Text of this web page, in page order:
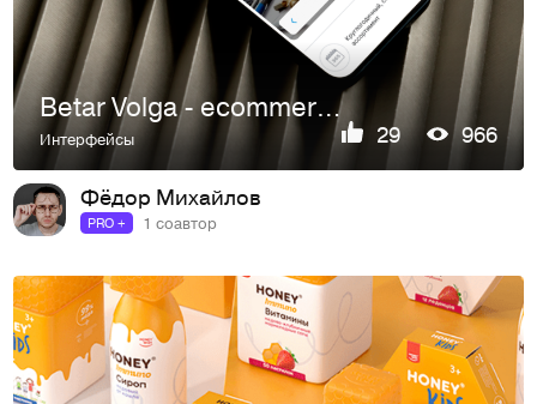
Betar Volga - ecommerce website
Интерфейсы 29 966
Фёдор Михайлов
PRO + 1 соавтор